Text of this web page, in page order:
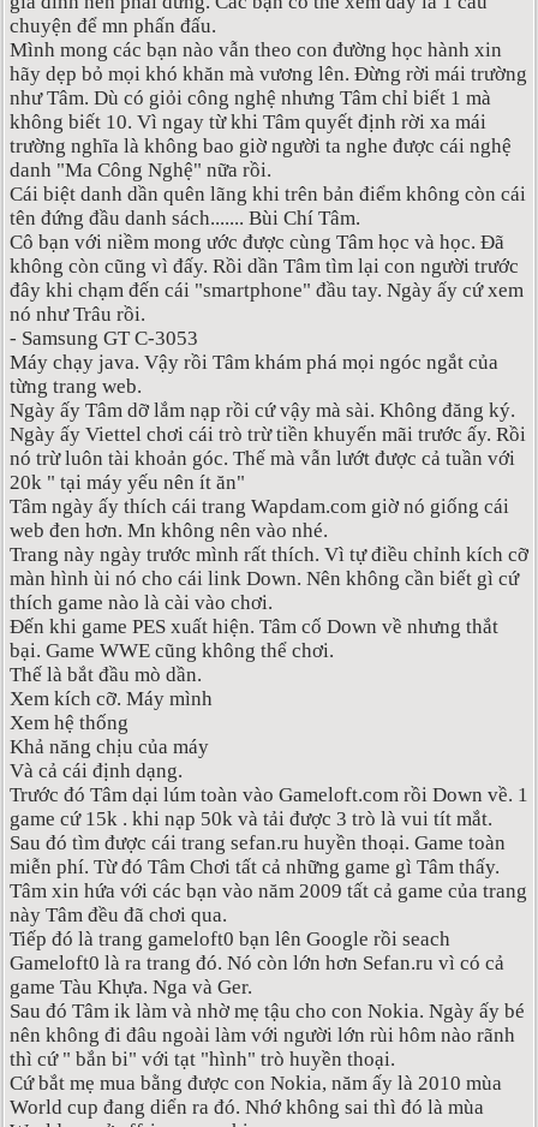
chuyện để mn phấn đấu.
Mình mong các bạn nào vẫn theo con đường học hành xin
hãy dẹp bỏ mọi khó khăn mà vương lên. Đừng rời mái trường
như Tâm. Dù có giỏi công nghệ nhưng Tâm chỉ biết 1 mà
không biết 10. Vì ngay từ khi Tâm quyết định rời xa mái
trường nghĩa là không bao giờ người ta nghe được cái nghệ
danh "Ma Công Nghệ" nữa rồi.
Cái biệt danh dần quên lãng khi trên bản điểm không còn cái
tên đứng đầu danh sách....... Bùi Chí Tâm.
Cô bạn với niềm mong ước được cùng Tâm học và học. Đã
không còn cũng vì đấy. Rồi dần Tâm tìm lại con người trước
đây khi chạm đến cái "smartphone" đầu tay. Ngày ấy cứ xem
nó như Trâu rồi.
- Samsung GT C-3053
Máy chạy java. Vậy rồi Tâm khám phá mọi ngóc ngắt của
từng trang web.
Ngày ấy Tâm dỡ lắm nạp rồi cứ vậy mà sài. Không đăng ký.
Ngày ấy Viettel chơi cái trò trừ tiền khuyến mãi trước ấy. Rồi
nó trừ luôn tài khoản góc. Thế mà vẫn lướt được cả tuần với
20k " tại máy yếu nên ít ăn"
Tâm ngày ấy thích cái trang Wapdam.com giờ nó giống cái
web đen hơn. Mn không nên vào nhé.
Trang này ngày trước mình rất thích. Vì tự điều chỉnh kích cỡ
màn hình ùi nó cho cái link Down. Nên không cần biết gì cứ
thích game nào là cài vào chơi.
Đến khi game PES xuất hiện. Tâm cố Down về nhưng thắt
bại. Game WWE cũng không thể chơi.
Thế là bắt đầu mò dần.
Xem kích cỡ. Máy mình
Xem hệ thống
Khả năng chịu của máy
Và cả cái định dạng.
Trước đó Tâm dại lúm toàn vào Gameloft.com rồi Down về. 1
game cứ 15k . khi nạp 50k và tải được 3 trò là vui tít mắt.
Sau đó tìm được cái trang sefan.ru huyền thoại. Game toàn
miễn phí. Từ đó Tâm Chơi tất cả những game gì Tâm thấy.
Tâm xin hứa với các bạn vào năm 2009 tất cả game của trang
này Tâm đều đã chơi qua.
Tiếp đó là trang gameloft0 bạn lên Google rồi seach
Gameloft0 là ra trang đó. Nó còn lớn hơn Sefan.ru vì có cả
game Tàu Khựa. Nga và Ger.
Sau đó Tâm ik làm và nhờ mẹ tậu cho con Nokia. Ngày ấy bé
nên không đi đâu ngoài làm với người lớn rùi hôm nào rãnh
thì cứ " bắn bi" với tạt "hình" trò huyền thoại.
Cứ bắt mẹ mua bằng được con Nokia, năm ấy là 2010 mùa
World cup đang diển ra đó. Nhớ không sai thì đó là mùa